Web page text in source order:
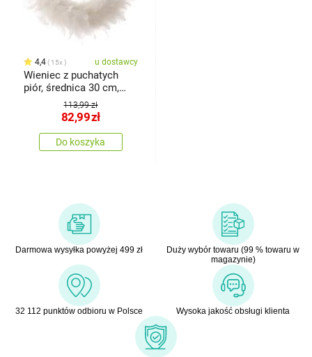
4,4 15x u dostawcy
Wieniec z puchatych
piór, średnica 30 cm,
113,99 zł
82,99zł
Do koszyka
Darmowa wysyłka powyżej 499 zł
Duży wybór towaru (99 % towaru w
magazynie)
32 112 punktów odbioru w Polsce Wysoka jakość obsługi klienta